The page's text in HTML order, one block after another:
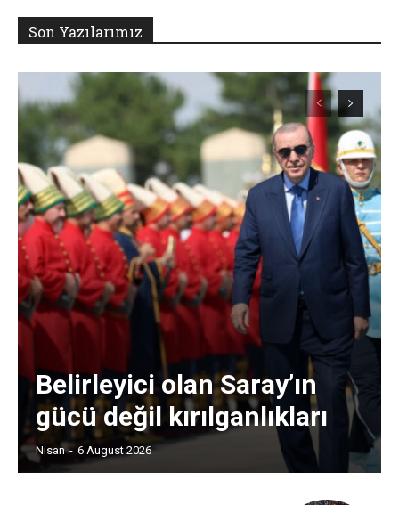
Son Yazılarımız
Belirleyici olan Saray’ın
gücü değil kırılganlıkları
Nisan - 6 August 2026